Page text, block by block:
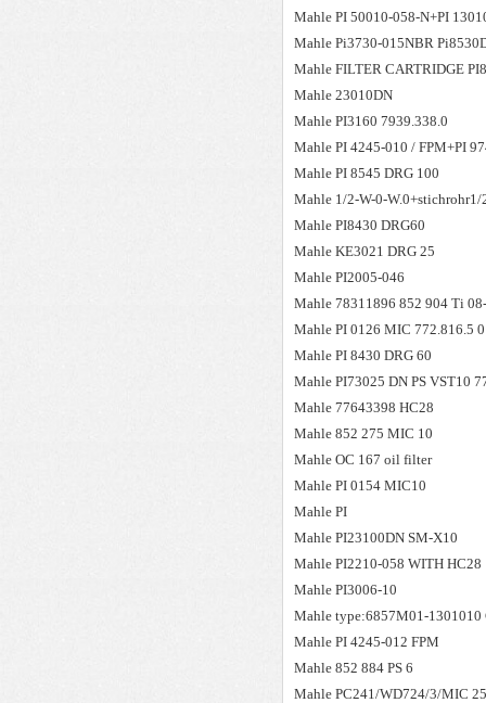
Mahle PI 50010-058-N+PI
Mahle Pi3730-015NBR
Mahle FILTER CARTRIDGE
Mahle 23010DN
Mahle PI3160 7939.338.0
Mahle PI 4245-010 / FPM+PI
Mahle PI 8545 DRG 100
Mahle 1/2-W-0-W.0+stichrohr1/
Mahle PI8430 DRG60
Mahle KE3021 DRG 25
Mahle PI2005-046
Mahle 78311896 852 904 Ti
Mahle PI 0126 MIC 772.816.5
Mahle PI 8430 DRG 60
Mahle PI73025 DN PS VST10
Mahle 77643398 HC28
Mahle 852 275 MIC 10
Mahle OC 167 oil filter
Mahle PI 0154 MIC10
Mahle PI
Mahle PI23100DN SM-X10
Mahle PI2210-058 WITH HC28
Mahle PI3006-10
Mahle type:6857M01-1301010
Mahle PI 4245-012 FPM
Mahle 852 884 PS 6
Mahle PC241/WD724/3/MIC